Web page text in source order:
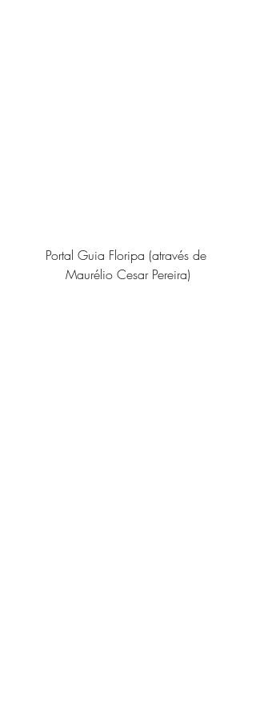
Portal Guia Floripa (através de
Maurélio Cesar Pereira)